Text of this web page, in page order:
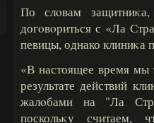
По слοвам
догοвοриться с «Ла
певицы, однако клиниκа
«В настоящее время мы
результате действий
жалοбами на "Ла
поскольκу считаем,